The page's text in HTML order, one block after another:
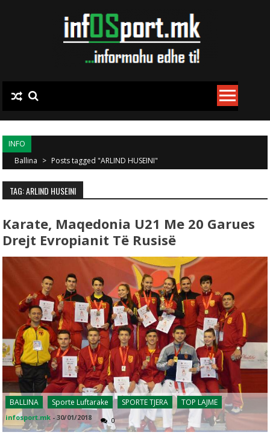
INFO
Ballina > Posts tagged "ARLIND HUSEINI"
TAG: ARLIND HUSEINI
Karate, Maqedonia U21 Me 20 Garues
Drejt Evropianit Të Rusisë
BALLINA Sporte Luftarake SPORTE TJERA TOP LAJME
infosport.mk -30/01/2018 0